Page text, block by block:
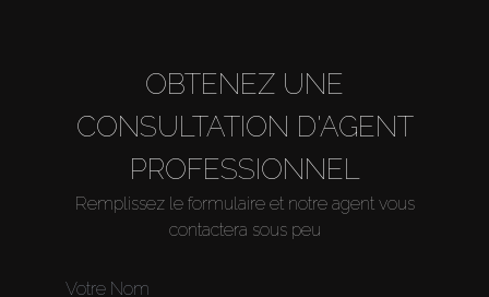
OBTENEZ UNE
CONSULTATION D'AGENT
PROFESSIONNEL
Remplissez le formulaire et notre agent vous
contactera sous peu